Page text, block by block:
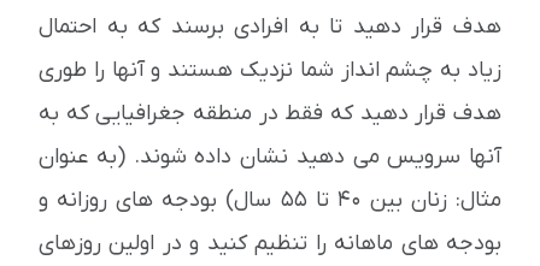
هدف قرار دهید تا به افرادی برسند که به احتمال
زیاد به چشم انداز شما نزدیک هستند و آنها را طوری
هدف قرار دهید که فقط در منطقه جغرافیایی که به
آنها سرویس می دهید نشان داده شوند. (به عنوان
مثال: زنان بین 40 تا 55 سال) بودجه های روزانه و
بودجه های ماهانه را تنظیم کنید و در اولین روزهای